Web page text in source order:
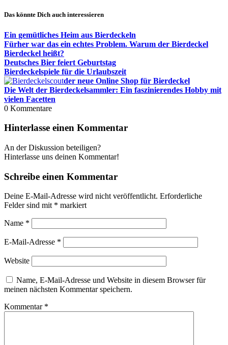
Das könnte Dich auch interessieren
Ein gemütliches Heim aus Bierdeckeln
Fürher war das ein echtes Problem. Warum der Bierdeckel
Bierdeckel heißt?
Deutsches Bier feiert Geburtstag
Bierdeckelspiele für die Urlaubszeit
der neue Online Shop für Bierdeckel
Die Welt der Bierdeckelsammler: Ein faszinierendes Hobby mit
vielen Facetten
0 Kommentare
Hinterlasse einen Kommentar
An der Diskussion beteiligen?
Hinterlasse uns deinen Kommentar!
Schreibe einen Kommentar
Deine E-Mail-Adresse wird nicht veröffentlicht. Erforderliche
Felder sind mit * markiert
Name *
E-Mail-Adresse *
Website
Name, E-Mail-Adresse und Website in diesem Browser für
meinen nächsten Kommentar speichern.
Kommentar *